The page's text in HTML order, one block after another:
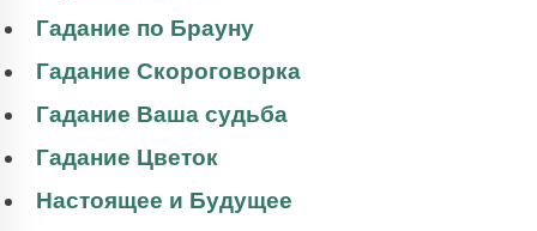
Гадание по Брауну
Гадание Скороговорка
Гадание Ваша судьба
Гадание Цветок
Настоящее и Будущее